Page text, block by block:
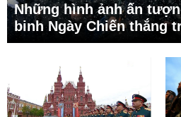
Những hình ảnh ấn
binh Ngày Chiến thắng